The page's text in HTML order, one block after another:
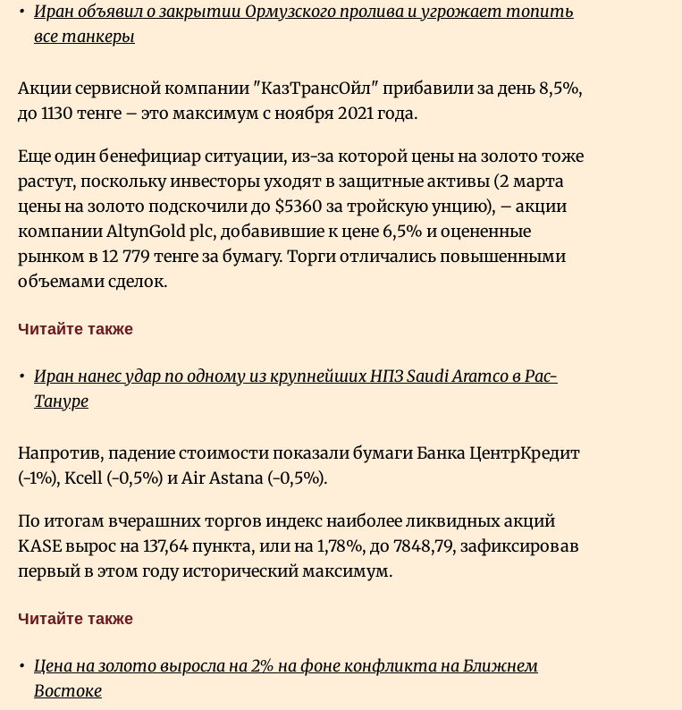
Иран объявил о закрытии Ормузского пролива и угрожает топить
все танкеры
Акции сервисной компании "КазТрансОйл" прибавили за день 8,5%,
до 1130 тенге – это максимум с ноября 2021 года.
Еще один бенефициар ситуации, из-за которой цены на золото тоже
растут, поскольку инвесторы уходят в защитные активы (2 марта
цены на золото подскочили до $5360 за тройскую унцию), – акции
компании AltynGold plc, добавившие к цене 6,5% и оцененные
рынком в 12 779 тенге за бумагу. Торги отличались повышенными
объемами сделок.
Читайте также
Иран нанес удар по одному из крупнейших НПЗ Saudi Aramco в Рас-
Тануре
Напротив, падение стоимости показали бумаги Банка ЦентрКредит
(-1%), Kcell (-0,5%) и Air Astana (-0,5%).
По итогам вчерашних торгов индекс наиболее ликвидных акций
KASE вырос на 137,64 пункта, или на 1,78%, до 7848,79, зафиксировав
первый в этом году исторический максимум.
Читайте также
Цена на золото выросла на 2% на фоне конфликта на Ближнем
Востоке